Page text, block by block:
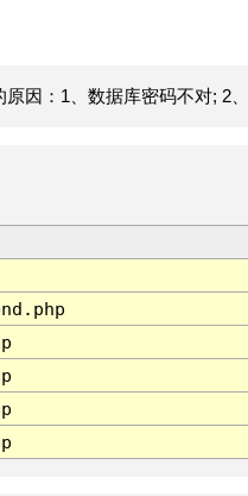
因：1、数据库密码不对; 2、